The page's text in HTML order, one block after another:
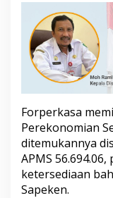
K
s
g
,
A
p
a
k
a
h
T
Forperkasa
Perekonomian
ditemukannya
APMS
ketersediaan
Sapeken.